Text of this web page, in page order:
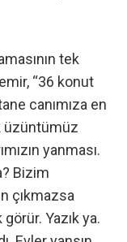
tek
“36 konut
canımıza en
üzüntümüz
yanması.
Bizim
çıkmazsa
Yazık ya.